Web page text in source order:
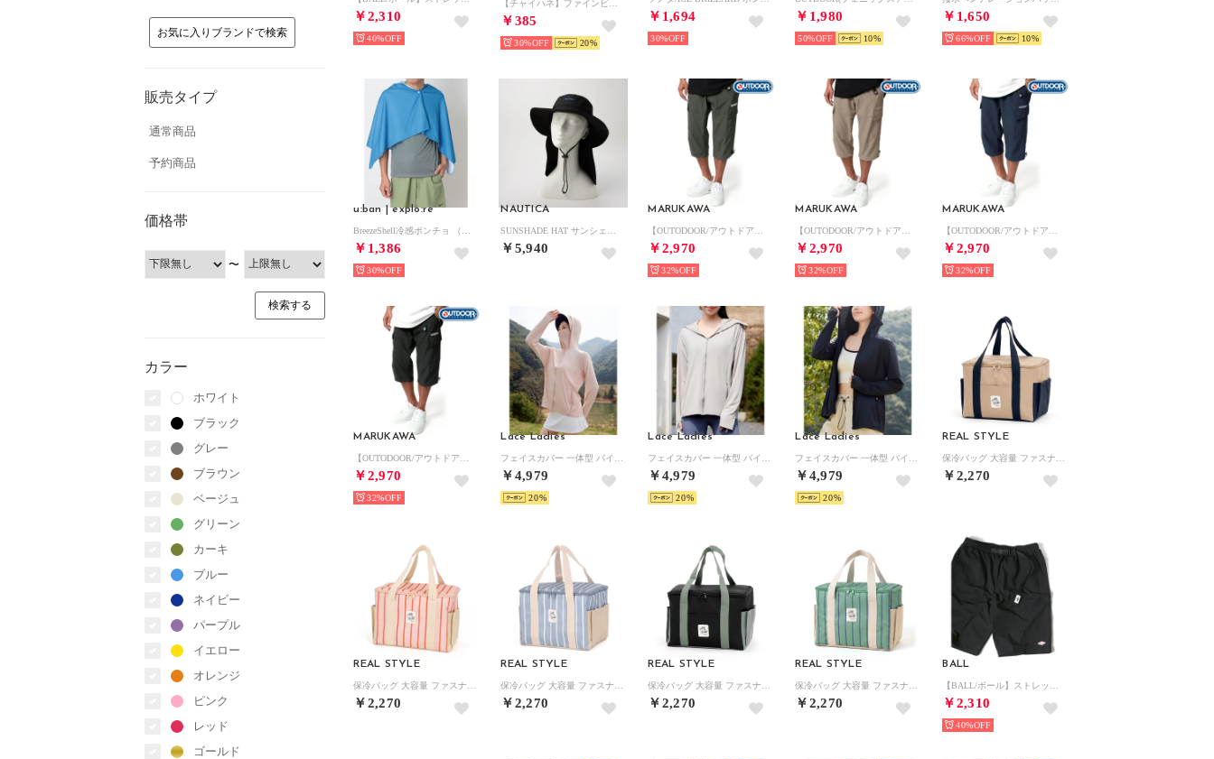
お気に入りブランドで検索
販売タイプ
通常商品
予約商品
価格帯
〜
カラー
ホワイト
ブラック
グレー
ブラウン
ベージュ
グリーン
カーキ
ブルー
ネイビー
パープル
イエロー
オレンジ
ピンク
レッド
ゴールド
￥2,310
40%
￥385
30% 20
￥1,694
30%
￥1,980
50% 10
￥1,650
66% 10
u:ban | explo:re
￥1,386
30%
NAUTICA
￥5,940
MARUKAWA
￥2,970
32%
MARUKAWA
￥2,970
32%
MARUKAWA
￥2,970
32%
MARUKAWA
￥2,970
32%
Lace Ladies
￥4,979
20
Lace Ladies
￥4,979
20
Lace Ladies
￥4,979
20
REAL STYLE
￥2,270
REAL STYLE
￥2,270
REAL STYLE
￥2,270
REAL STYLE
￥2,270
REAL STYLE
￥2,270
BALL
￥2,310
40%